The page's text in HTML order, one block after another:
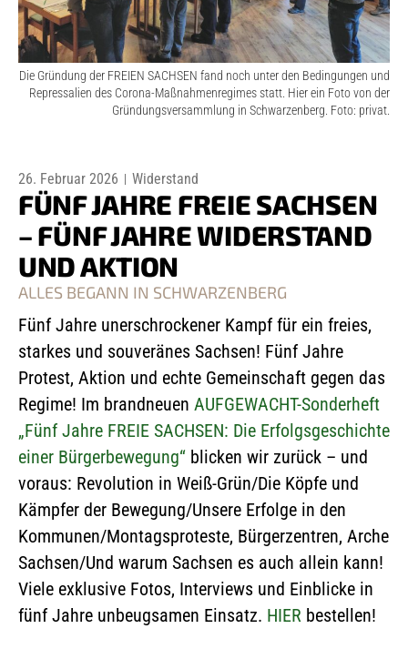
Die Gründung der FREIEN SACHSEN fand noch unter den Bedingungen und
Repressalien des Corona-Maßnahmenregimes statt. Hier ein Foto von der
Gründungsversammlung in Schwarzenberg. Foto: privat.
26. Februar 2026 Widerstand
FÜNF JAHRE FREIE SACHSEN
– FÜNF JAHRE WIDERSTAND
UND AKTION
ALLES BEGANN IN SCHWARZENBERG
Fünf Jahre unerschrockener Kampf für ein freies,
starkes und souveränes Sachsen! Fünf Jahre
Protest, Aktion und echte Gemeinschaft gegen das
Regime! Im brandneuen AUFGEWACHT-Sonderheft
„Fünf Jahre FREIE SACHSEN: Die Erfolgsgeschichte
einer Bürgerbewegung“ blicken wir zurück – und
voraus: Revolution in Weiß-Grün/Die Köpfe und
Kämpfer der Bewegung/Unsere Erfolge in den
Kommunen/Montagsproteste, Bürgerzentren, Arche
Sachsen/Und warum Sachsen es auch allein kann!
Viele exklusive Fotos, Interviews und Einblicke in
fünf Jahre unbeugsamen Einsatz. HIER bestellen!